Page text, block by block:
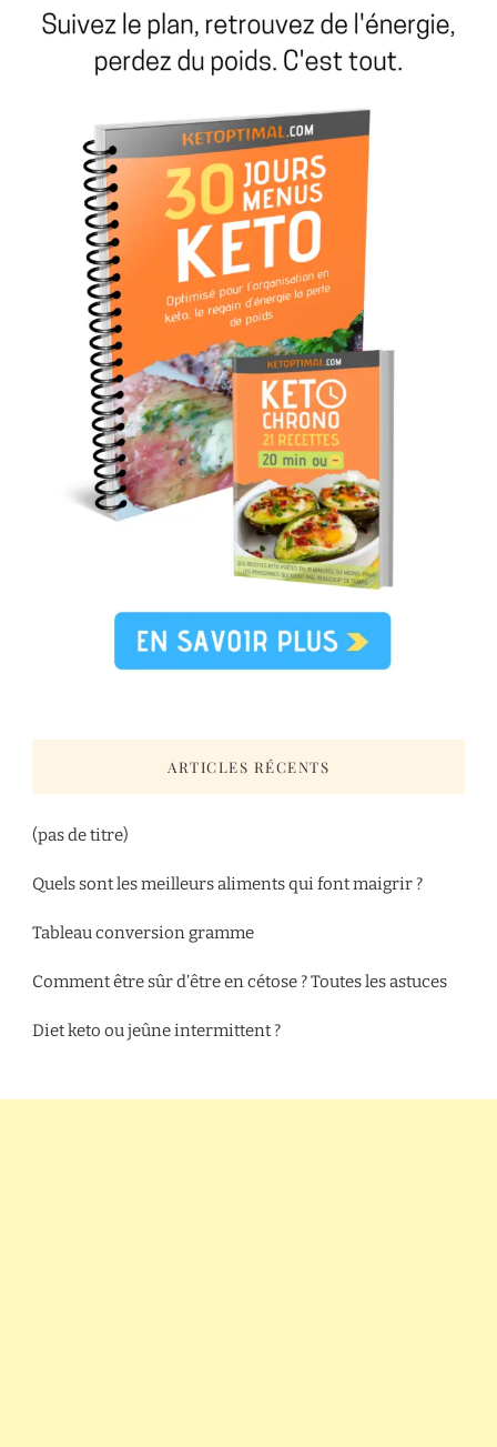
ARTICLES RÉCENTS
(pas de titre)
Quels sont les meilleurs aliments qui font maigrir ?
Tableau conversion gramme
Comment être sûr d’être en cétose ? Toutes les astuces
Diet keto ou jeûne intermittent ?